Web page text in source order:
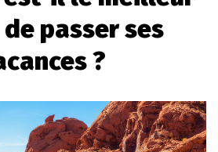
passer ses
?